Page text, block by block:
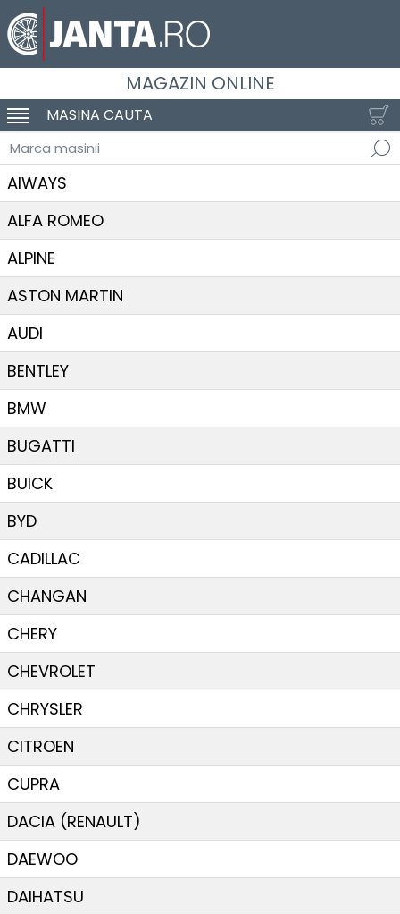
MAGAZIN ONLINE
SCHIMBA NAVIGAREA
MASINA CAUTA
Marca masinii
AIWAYS
ALFA ROMEO
ALPINE
ASTON MARTIN
AUDI
BENTLEY
BMW
BUGATTI
BUICK
BYD
CADILLAC
CHANGAN
CHERY
CHEVROLET
CHRYSLER
CITROEN
CUPRA
DACIA (RENAULT)
DAEWOO
DAIHATSU